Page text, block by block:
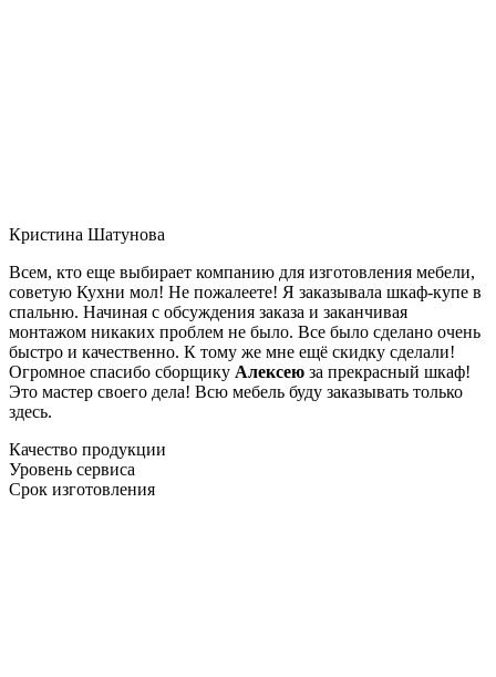
Кристина Шатунова
Всем, кто еще выбирает компанию для изготовления мебели,
советую Кухни мол! Не пожалеете! Я заказывала шкаф-купе в
спальню. Начиная с обсуждения заказа и заканчивая
монтажом никаких проблем не было. Все было сделано очень
быстро и качественно. К тому же мне ещё скидку сделали!
Огромное спасибо сборщику Алексею за прекрасный шкаф!
Это мастер своего дела! Всю мебель буду заказывать только
здесь.
Качество продукции
Уровень сервиса
Срок изготовления